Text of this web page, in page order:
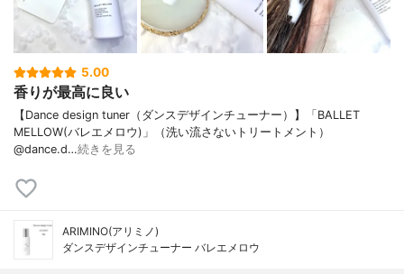
5.00
香りが最高に良い
【Dance design tuner（ダンスデザインチューナー）】「BALLET
MELLOW(バレエメロウ)」（洗い流さないトリートメント）
@dance.d…続きを見る
ARIMINO(アリミノ)
ダンスデザインチューナー バレエメロウ